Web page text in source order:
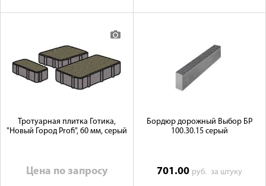
Тротуарная плитка Готика,
"Новый Город Profi", 60 мм, серый
Цена по запросу
Бордюр дорожный Выбор БР
100.30.15 серый
701.00 руб. за штуку